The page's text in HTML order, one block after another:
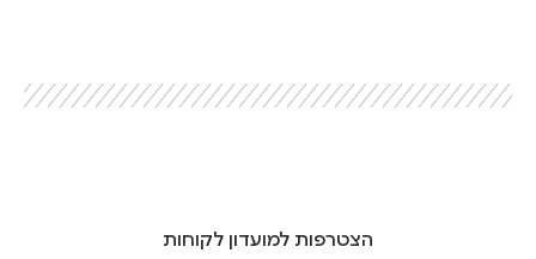
הצטרפות למועדון לקוחות